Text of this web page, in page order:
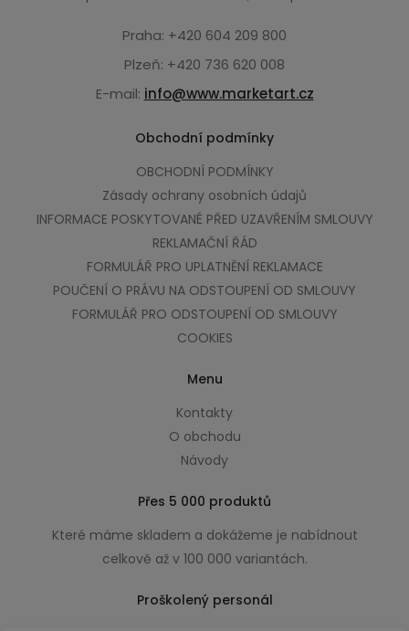
Praha: +420 604 209 800
Plzeň: +420 736 620 008
E-mail: info@www.marketart.cz
Obchodní podmínky
OBCHODNÍ PODMÍNKY
Zásady ochrany osobních údajů
INFORMACE POSKYTOVANÉ PŘED UZAVŘENÍM SMLOUVY
REKLAMAČNÍ ŘÁD
FORMULÁŘ PRO UPLATNĚNÍ REKLAMACE
POUČENÍ O PRÁVU NA ODSTOUPENÍ OD SMLOUVY
FORMULÁŘ PRO ODSTOUPENÍ OD SMLOUVY
COOKIES
Menu
Kontakty
O obchodu
Návody
Přes 5 000 produktů
Které máme skladem a dokážeme je nabídnout
celkově až v 100 000 variantách.
Proškolený personál